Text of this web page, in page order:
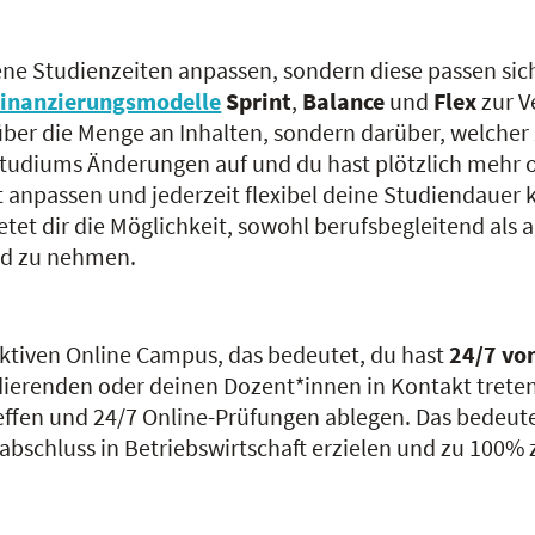
Studienzeiten anpassen, sondern diese passen
Sprint, Balance und Flexzur
die Menge an Inhalten, sondern darüber,
Änderungen auf und du hast plötzlich mehr
und jederzeit flexibel deine Studiendauer
dir die Möglichkeit, sowohl berufsbegleitend als
zu nehmen.
Online Campus, das bedeutet, du hast24/7
oder deinen Dozent*innen in Kontakt
und 24/7 Online-Prüfungen ablegen. Das
in Betriebswirtschaft erzielen und zu